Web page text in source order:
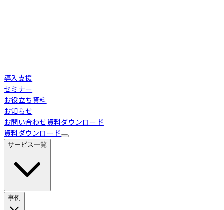
導入支援
セミナー
お役立ち資料
お知らせ
お問い合わせ資料ダウンロード
資料ダウンロード
サービス一覧
事例